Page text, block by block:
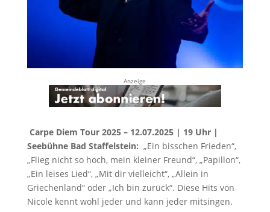
Anzeige
Carpe Diem Tour 2025– 12.07.2025 | 19 Uhr |
Seebühne Bad Staffelstein: „Ein bisschen Frieden“,
„Flieg nicht so hoch, mein kleiner Freund“, „Papillon“,
„Ein leises Lied“, „Mit dir vielleicht“, „Allein in
Griechenland“ oder „Ich bin zurück“. Diese Hits von
Nicole kennt wohl jeder und kann jeder mitsingen.